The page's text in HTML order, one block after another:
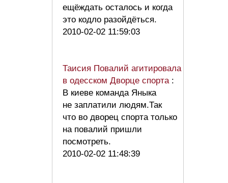
ещёждать осталось и когда
это кодло разойдёться.
2010-02-02 11:59:03
Таисия Повалий агитировала
в одесском Дворце спорта :
В киеве команда Яныка
не заплатили людям.Так
что во дворец спорта только
на повалий пришли
посмотреть.
2010-02-02 11:48:39